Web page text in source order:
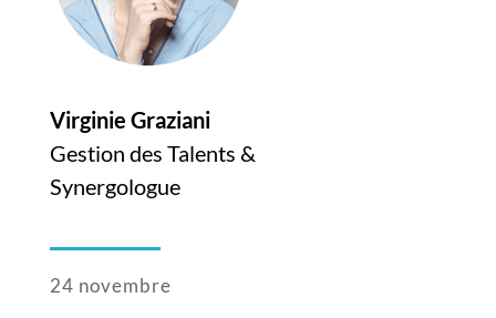
Virginie Graziani
Gestion des Talents &
Synergologue
24 novembre